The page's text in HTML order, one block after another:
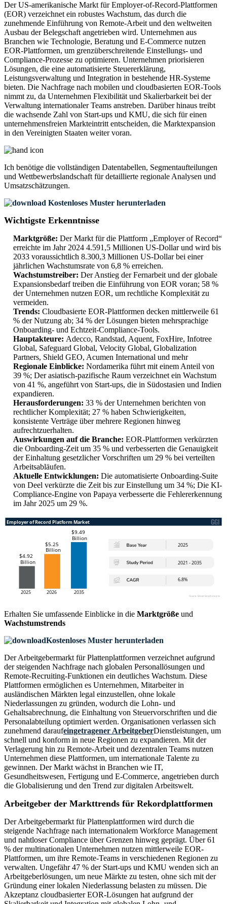
Der US-amerikanische Markt für Employer-of-Record-Plattformen
(EOR) verzeichnet ein robustes Wachstum, das durch die
zunehmende Einführung von Remote-Arbeit und den weltweiten
Ausbau der Belegschaft angetrieben wird. Unternehmen aus
Branchen wie Technologie, Beratung und E-Commerce nutzen
EOR-Plattformen, um grenzüberschreitende Einstellungs- und
Compliance-Prozesse zu optimieren. Unternehmen priorisieren
Lösungen, die eine automatisierte Steuererklärung,
Leistungsverwaltung und Integration in bestehende HR-Systeme
bieten. Die Nachfrage nach mobilen und cloudbasierten EOR-Tools
nimmt zu, da Unternehmen Flexibilität und Skalierbarkeit bei der
Verwaltung internationaler Teams anstreben. Darüber hinaus treibt
die wachsende Zahl von Start-ups und KMU, die sich für einen
unternehmensfreien Markteintritt entscheiden, die Marktexpansion
in den Vereinigten Staaten weiter voran.
Ich benötige die vollständigen Datentabellen, Segmentaufteilungen
und Wettbewerbslandschaft für detaillierte regionale Analysen und
Umsatzschätzungen.
Kostenloses Muster herunterladen
Wichtigste Erkenntnisse
Marktgröße: Der Markt für die Plattform „Employer of Record“
erreichte im Jahr 2024 4.591,5 Millionen US-Dollar und wird bis
2033 voraussichtlich 8.300,3 Millionen US-Dollar bei einer
jährlichen Wachstumsrate von 6,8 % erreichen.
Wachstumstreiber: Der Anstieg der Fernarbeit und der globale
Expansionsbedarf treiben die Einführung von EOR voran; 58 %
der Unternehmen nutzen EOR, um rechtliche Komplexität zu
vermeiden.
Trends: Cloudbasierte EOR-Plattformen decken mittlerweile 61
% der Nutzung ab; 34 % der Lösungen bieten mehrsprachige
Onboarding- und Echtzeit-Compliance-Tools.
Hauptakteure: Adecco, Randstad, Aquent, FoxHire, Infotree
Global, Safeguard Global, Velocity Global, Globalization
Partners, Shield GEO, Acumen International und mehr
Regionale Einblicke: Nordamerika führt mit einem Anteil von
39 %; Der asiatisch-pazifische Raum verzeichnet ein Wachstum
von 41 %, angeführt von Start-ups, die in Südostasien und Indien
expandieren.
Herausforderungen: 33 % der Unternehmen berichten von
rechtlicher Komplexität; 27 % haben Schwierigkeiten,
konsistente Verträge über mehrere Regionen hinweg
aufrechtzuerhalten.
Auswirkungen auf die Branche: EOR-Plattformen verkürzten
die Onboarding-Zeit um 35 % und verbesserten die Genauigkeit
der Einhaltung gesetzlicher Vorschriften um 29 % bei verteilten
Arbeitsabläufen.
Aktuelle Entwicklungen: Die automatisierte Onboarding-Suite
von Deel verkürzte die Zeit bis zur Einstellung um 34 %; Die KI-
Compliance-Engine von Papaya verbesserte die Fehlererkennung
im Jahr 2025 um 29 %.
Erhalten Sie umfassende Einblicke in die Marktgröße und
Wachstumstrends
Kostenloses Muster herunterladen
Der Arbeitgebermarkt für Plattenplattformen verzeichnet aufgrund
der steigenden Nachfrage nach globalen Personallösungen und
Remote-Recruiting-Funktionen ein deutliches Wachstum. Diese
Plattformen ermöglichen es Unternehmen, Mitarbeiter in
ausländischen Märkten legal einzustellen, ohne lokale
Niederlassungen zu gründen, wodurch die Lohn- und
Gehaltsabrechnung, die Einhaltung von Steuervorschriften und die
Personalabteilung optimiert werden. Organisationen verlassen sich
zunehmend daraufeingetragener ArbeitgeberDienstleistungen, um
schnell und konform in neue Regionen zu expandieren. Mit der
Verlagerung hin zu Remote-Arbeit und dezentralen Teams nutzen
Unternehmen diese Plattformen, um internationale Talente zu
gewinnen. Der Markt wächst in Branchen wie IT,
Gesundheitswesen, Fertigung und E-Commerce, angetrieben durch
die Globalisierung und den Trend zur digitalen Arbeitswelt.
Arbeitgeber der Markttrends für Rekordplattformen
Der Arbeitgebermarkt für Plattenplattformen wird durch die
steigende Nachfrage nach internationalem Workforce Management
und nahtloser Compliance über Grenzen hinweg geprägt. Über 61
% der multinationalen Unternehmen nutzen mittlerweile EOR-
Plattformen, um ihre Remote-Teams in verschiedenen Regionen zu
verwalten. Ungefähr 47 % der Start-ups und KMU wenden sich an
Arbeitgeberlösungen, um neue Märkte zu testen, ohne sich mit der
Gründung einer lokalen Niederlassung belasten zu müssen. Die
Akzeptanz cloudbasierter EOR-Lösungen hat aufgrund der